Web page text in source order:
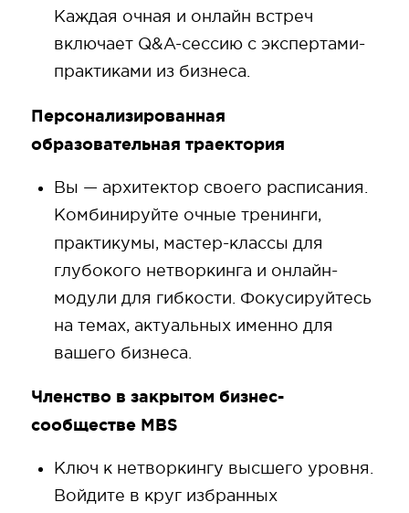
Каждая очная и онлайн встреч
включает Q&A-сессию с экспертами-
практиками из бизнеса.
Персонализированная
образовательная траектория
Вы — архитектор своего расписания.
Комбинируйте очные тренинги,
практикумы, мастер-классы для
глубокого нетворкинга и онлайн-
модули для гибкости. Фокусируйтесь
на темах, актуальных именно для
вашего бизнеса.
Членство в закрытом бизнес-
сообществе MBS
Ключ к нетворкингу высшего уровня.
Войдите в круг избранных